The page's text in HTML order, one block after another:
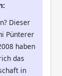
Dieser
Pünterer
haben
das
in